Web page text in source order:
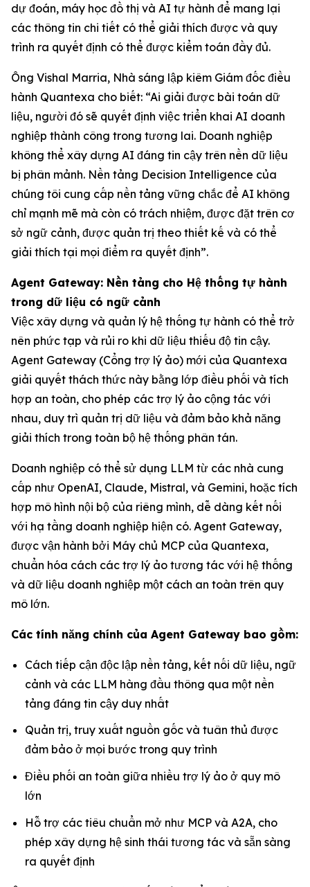
dự đoán, máy học đồ thị và AI tự hành để mang lại
các thông tin chi tiết có thể giải thích được và quy
trình ra quyết định có thể được kiểm toán đầy đủ.
Ông Vishal Marria, Nhà sáng lập kiêm Giám đốc điều
hành Quantexa cho biết: “Ai giải được bài toán dữ
liệu, người đó sẽ quyết định việc triển khai AI doanh
nghiệp thành công trong tương lai. Doanh nghiệp
không thể xây dựng AI đáng tin cậy trên nền dữ liệu
bị phân mảnh. Nền tảng Decision Intelligence của
chúng tôi cung cấp nền tảng vững chắc để AI không
chỉ mạnh mẽ mà còn có trách nhiệm, được đặt trên cơ
sở ngữ cảnh, được quản trị theo thiết kế và có thể
giải thích tại mọi điểm ra quyết định”.
Agent Gateway: Nền tảng cho Hệ thống tự hành
trong dữ liệu có ngữ cảnh
Việc xây dựng và quản lý hệ thống tự hành có thể trở
nên phức tạp và rủi ro khi dữ liệu thiếu độ tin cậy.
Agent Gateway (Cổng trợ lý ảo) mới của Quantexa
giải quyết thách thức này bằng lớp điều phối và tích
hợp an toàn, cho phép các trợ lý ảo cộng tác với
nhau, duy trì quản trị dữ liệu và đảm bảo khả năng
giải thích trong toàn bộ hệ thống phân tán.
Doanh nghiệp có thể sử dụng LLM từ các nhà cung
cấp như OpenAI, Claude, Mistral, và Gemini, hoặc tích
hợp mô hình nội bộ của riêng mình, dễ dàng kết nối
với hạ tầng doanh nghiệp hiện có. Agent Gateway,
được vận hành bởi Máy chủ MCP của Quantexa,
chuẩn hóa cách các trợ lý ảo tương tác với hệ thống
và dữ liệu doanh nghiệp một cách an toàn trên quy
mô lớn.
Các tính năng chính của Agent Gateway bao gồm:
Cách tiếp cận độc lập nền tảng, kết nối dữ liệu, ngữ
cảnh và các LLM hàng đầu thông qua một nền
tảng đáng tin cậy duy nhất
Quản trị, truy xuất nguồn gốc và tuân thủ được
đảm bảo ở mọi bước trong quy trình
Điều phối an toàn giữa nhiều trợ lý ảo ở quy mô
lớn
Hỗ trợ các tiêu chuẩn mở như MCP và A2A, cho
phép xây dựng hệ sinh thái tương tác và sẵn sàng
ra quyết định